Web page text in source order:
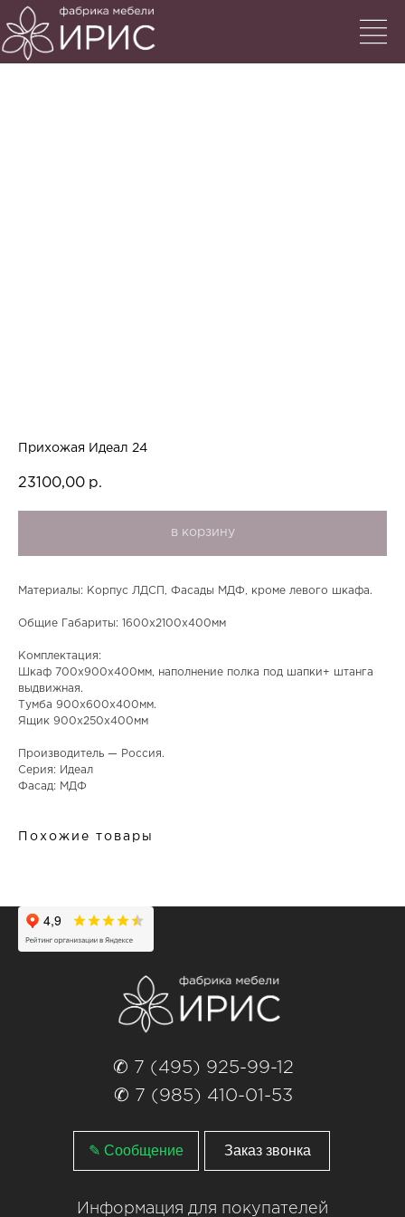
Прихожая Идеал 24
23100,00 р.
в корзину
Материалы: Корпус ЛДСП, Фасады МДФ, кроме левого шкафа.
Общие Габариты: 1600х2100х400мм
Комплектация:
Шкаф 700х900х400мм, наполнение полка под шапки+ штанга
выдвижная.
Тумба 900х600х400мм.
Ящик 900х250х400мм
Производитель — Россия.
Серия: Идеал
Фасад: МДФ
Похожие товары
✆ 7 (495) 925-99-12
✆ 7 (985) 410-01-53
✎ Сообщение Заказ звонка
Информация для покупателей